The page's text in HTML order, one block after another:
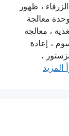
، ظهور
معالجة
، معالجة
، إعادة
،
المزيد